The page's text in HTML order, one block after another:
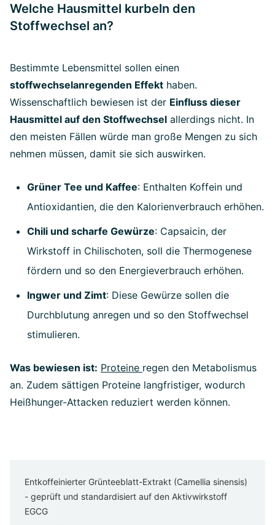
Welche Hausmittel kurbeln den
Stoffwechsel an?
Bestimmte Lebensmittel sollen einen
stoffwechselanregenden Effekt haben.
Wissenschaftlich bewiesen ist der Einfluss dieser
Hausmittel auf den Stoffwechsel allerdings nicht. In
den meisten Fällen würde man große Mengen zu sich
nehmen müssen, damit sie sich auswirken.
Grüner Tee und Kaffee: Enthalten Koffein und
Antioxidantien, die den Kalorienverbrauch erhöhen.
Chili und scharfe Gewürze: Capsaicin, der
Wirkstoff in Chilischoten, soll die Thermogenese
fördern und so den Energieverbrauch erhöhen.
Ingwer und Zimt: Diese Gewürze sollen die
Durchblutung anregen und so den Stoffwechsel
stimulieren.
Was bewiesen ist: Proteine regen den Metabolismus
an. Zudem sättigen Proteine langfristiger, wodurch
Heißhunger-Attacken reduziert werden können.
Entkoffeinierter Grünteeblatt-Extrakt (Camellia sinensis)
- geprüft und standardisiert auf den Aktivwirkstoff
EGCG